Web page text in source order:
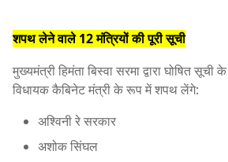
शपथ लेने वाले 12 मंत्रियों की पूरी सूची
मुख्यमंत्री हिमंता बिस्वा सरमा द्वारा घोषित
विधायक कैबिनेट मंत्री के रूप में शपथ लेंगे:
अश्विनी रे सरकार
अशोक सिंघल